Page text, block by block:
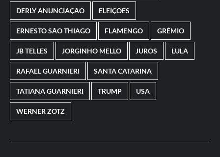
DERLY ANUNCIAÇÃO ELEIÇÕES
ERNESTO SÃO THIAGO FLAMENGO GRÊMIO
JB TELLES JORGINHO MELLO JUROS LULA
RAFAEL GUARNIERI SANTA CATARINA
TATIANA GUARNIERI TRUMP USA
WERNER ZOTZ